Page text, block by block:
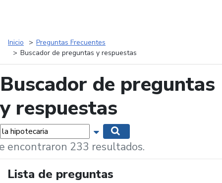
Inicio
Preguntas Frecuentes
Buscador de preguntas y respuestas
Buscador de preguntas
y respuestas
Mostrar opciones de búsqueda
encontraron 233 resultados.
Lista de preguntas